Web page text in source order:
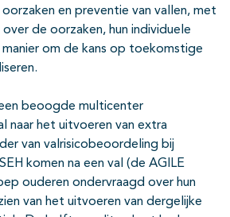
oorzaken en preventie van vallen, met
de oorzaken, hun individuele
om de kans op toekomstige
beoogde multicenter
naar het uitvoeren van extra
van valrisicobeoordeling bij
komen na een val (de AGILE
ouderen ondervraagd over hun
van het uitvoeren van dergelijke